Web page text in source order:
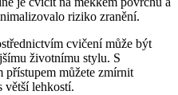
riziko zranění.
cvičení může být
životnímu stylu. S
můžete zmírnit
větší lehkostí.